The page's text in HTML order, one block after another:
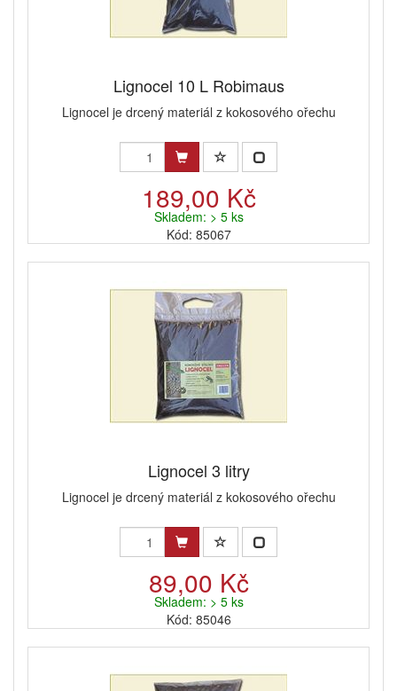
Lignocel 10 L Robimaus
Lignocel je drcený materiál z kokosového ořechu
189,00 Kč
Skladem: > 5 ks
Kód: 85067
Lignocel 3 litry
Lignocel je drcený materiál z kokosového ořechu
89,00 Kč
Skladem: > 5 ks
Kód: 85046